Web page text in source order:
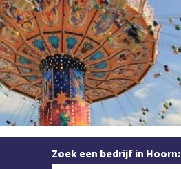
Zoek een bedrijf in Hoorn: